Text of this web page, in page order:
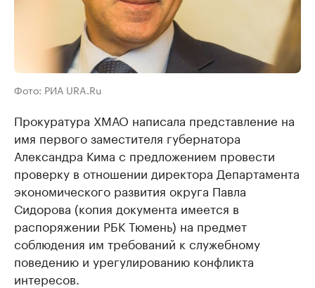
Фото: РИА URA.Ru
Прокуратура ХМАО написала представление на
имя первого заместителя губернатора
Александра Кима с предложением провести
проверку в отношении директора Департамента
экономического развития округа Павла
Сидорова (копия документа имеется в
распоряжении РБК Тюмень) на предмет
соблюдения им требований к служебному
поведению и урегулированию конфликта
интересов.